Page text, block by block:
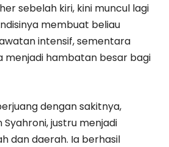
sebelah kiri, kini muncul lagi
membuat beliau
intensif, sementara
menjadi hambatan besar bagi
dengan sakitnya,
Syahroni, justru menjadi
dan daerah. Ia berhasil